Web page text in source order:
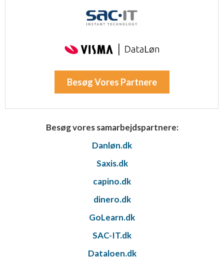
Besøg Vores Partnere
Besøg vores samarbejdspartnere:
Danløn.dk
Saxis.dk
capino.dk
dinero.dk
GoLearn.dk
SAC-IT.dk
Dataloen.dk